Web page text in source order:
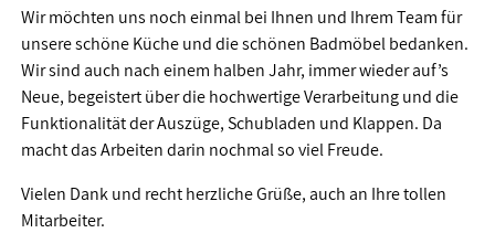
Wir möchten uns noch einmal bei Ihnen und Ihrem Team für
unsere schöne Küche und die schönen Badmöbel bedanken.
Wir sind auch nach einem halben Jahr, immer wieder auf’s
Neue, begeistert über die hochwertige Verarbeitung und die
Funktionalität der Auszüge, Schubladen und Klappen. Da
macht das Arbeiten darin nochmal so viel Freude.
Vielen Dank und recht herzliche Grüße, auch an Ihre tollen
Mitarbeiter.